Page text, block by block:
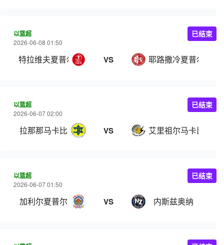
以篮超
2026-06-08 01:50
特拉维夫夏普尔 VS 耶路撒冷夏普尔
已结束
以篮超
2026-06-07 02:00
拉那那马卡比 VS 艾里祖尔马卡比
已结束
以篮超
2026-06-07 01:50
加利尔夏普尔 VS 内斯兹奥纳
已结束